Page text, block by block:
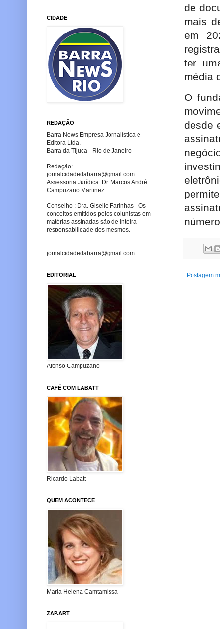
de
mais
em
ter
média
O
desde
Postagem
CIDADE
REDAÇÃO
Barra News Empresa Jornalística e
Editora Ltda.
Barra da Tijuca - Rio de Janeiro
Redação:
jornalcidadedabarra@gmail.com
Assessoria Jurídica: Dr. Marcos André
Campuzano Martinez
Conselho : Dra. Giselle Farinhas - Os
conceitos emitidos pelos colunistas em
matérias assinadas são de inteira
responsabilidade dos mesmos.
jornalcidadedabarra@gmail.com
EDITORIAL
Afonso Campuzano
CAFÉ COM LABATT
Ricardo Labatt
QUEM ACONTECE
Maria Helena Camtamissa
ZAP.ART